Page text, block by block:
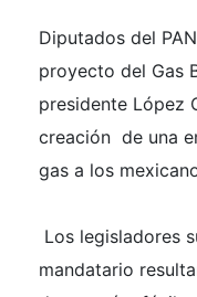
Diputados del
proyecto del Gas
presidente López
creación de una
gas a los
Los legisladores
mandatario